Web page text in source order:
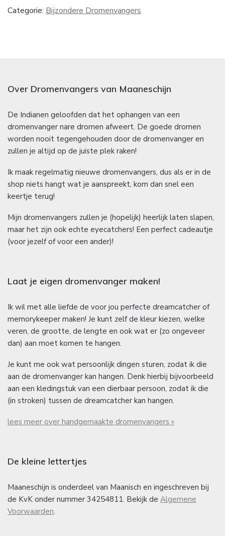
Categorie: Bijzondere Dromenvangers
Over Dromenvangers van Maaneschijn
De Indianen geloofden dat het ophangen van een
dromenvanger nare dromen afweert. De goede dromen
worden nooit tegengehouden door de dromenvanger en
zullen je altijd op de juiste plek raken!
Ik maak regelmatig nieuwe dromenvangers, dus als er in de
shop niets hangt wat je aanspreekt, kom dan snel een
keertje terug!
Mijn dromenvangers zullen je (hopelijk) heerlijk laten slapen,
maar het zijn ook echte eyecatchers! Een perfect cadeautje
(voor jezelf of voor een ander)!
Laat je eigen dromenvanger maken!
Ik wil met alle liefde de voor jou perfecte dreamcatcher of
memorykeeper maken! Je kunt zelf de kleur kiezen, welke
veren, de grootte, de lengte en ook wat er (zo ongeveer
dan) aan moet komen te hangen.
Je kunt me ook wat persoonlijk dingen sturen, zodat ik die
aan de dromenvanger kan hangen. Denk hierbij bijvoorbeeld
aan een kledingstuk van een dierbaar persoon, zodat ik die
(in stroken) tussen de dreamcatcher kan hangen.
lees meer over handgemaakte dromenvangers »
De kleine lettertjes
Maaneschijn is onderdeel van Maanisch en ingeschreven bij
de KvK onder nummer 34254811. Bekijk de Algemene
Voorwaarden.